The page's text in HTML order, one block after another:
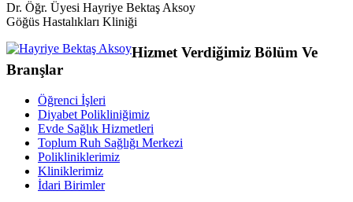
Dr. Öğr. Üyesi Hayriye Bektaş Aksoy
Göğüs Hastalıkları Kliniği
Hizmet Verdiğimiz Bölüm Ve
Branşlar
Öğrenci İşleri
Diyabet Polikliniğimiz
Evde Sağlık Hizmetleri
Toplum Ruh Sağlığı Merkezi
Polikliniklerimiz
Kliniklerimiz
İdari Birimler